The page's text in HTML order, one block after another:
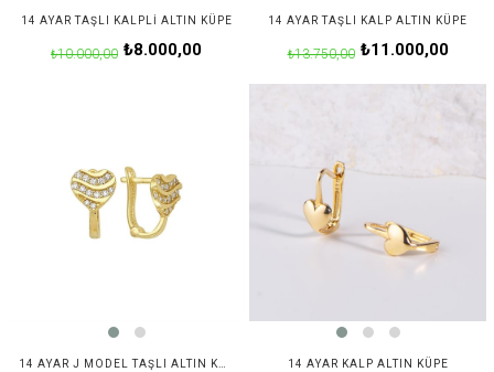
14 AYAR TAŞLI KALPLI ALTIN KÜPE
₺8.000,00
₺10.000,00
14 AYAR TAŞLI KALP ALTIN KÜPE
₺11.000,00
₺13.750,00
14 AYAR KALP ALTIN KÜPE